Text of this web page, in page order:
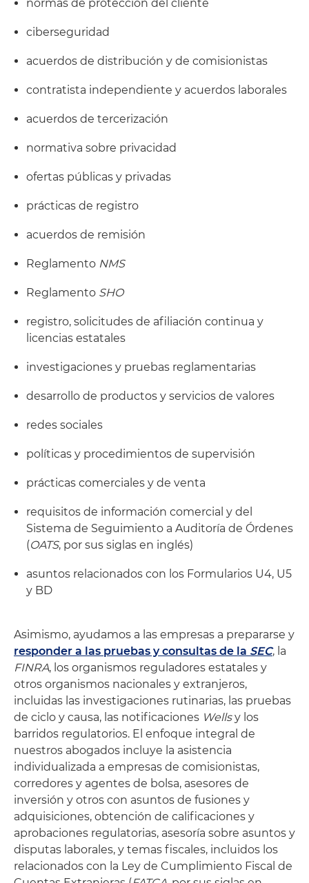
normas de protección del cliente
ciberseguridad
acuerdos de distribución y de comisionistas
contratista independiente y acuerdos laborales
acuerdos de tercerización
normativa sobre privacidad
ofertas públicas y privadas
prácticas de registro
acuerdos de remisión
Reglamento NMS
Reglamento SHO
registro, solicitudes de afiliación continua y
licencias estatales
investigaciones y pruebas reglamentarias
desarrollo de productos y servicios de valores
redes sociales
políticas y procedimientos de supervisión
prácticas comerciales y de venta
requisitos de información comercial y del
Sistema de Seguimiento a Auditoría de Órdenes
(OATS, por sus siglas en inglés)
asuntos relacionados con los Formularios U4, U5
y BD
Asimismo, ayudamos a las empresas a prepararse y
responder a las pruebas y consultas de la SEC, la
FINRA, los organismos reguladores estatales y
otros organismos nacionales y extranjeros,
incluidas las investigaciones rutinarias, las pruebas
de ciclo y causa, las notificaciones Wellsy los
barridos regulatorios. El enfoque integral de
nuestros abogados incluye la asistencia
individualizada a empresas de comisionistas,
corredores y agentes de bolsa, asesores de
inversión y otros con asuntos de fusiones y
adquisiciones, obtención de calificaciones y
aprobaciones regulatorias, asesoría sobre asuntos y
disputas laborales, y temas fiscales, incluidos los
relacionados con la Ley de Cumplimiento Fiscal de